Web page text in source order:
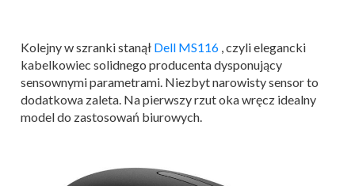
Kolejny w szranki stanął Dell MS116 , czyli elegancki
kabelkowiec solidnego producenta dysponujący
sensownymi parametrami. Niezbyt narowisty sensor to
dodatkowa zaleta. Na pierwszy rzut oka wręcz idealny
model do zastosowań biurowych